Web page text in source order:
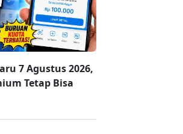
7 Agustus 2026,
Tetap Bisa